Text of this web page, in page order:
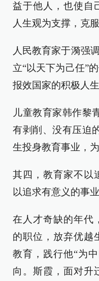
益于他人，也使自
人生观为支撑，克
人民教育家于漪强
立“以天下为己任”
报效国家的积极人生
儿童教育家韩作黎
有剥削、没有压迫
生投身教育事业，
其四，教育家不以
以追求有意义的事
在人才奇缺的年代
的职位，放弃优越
教育，践行他“为
向。斯霞，面对升